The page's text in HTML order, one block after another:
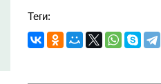
Теги: